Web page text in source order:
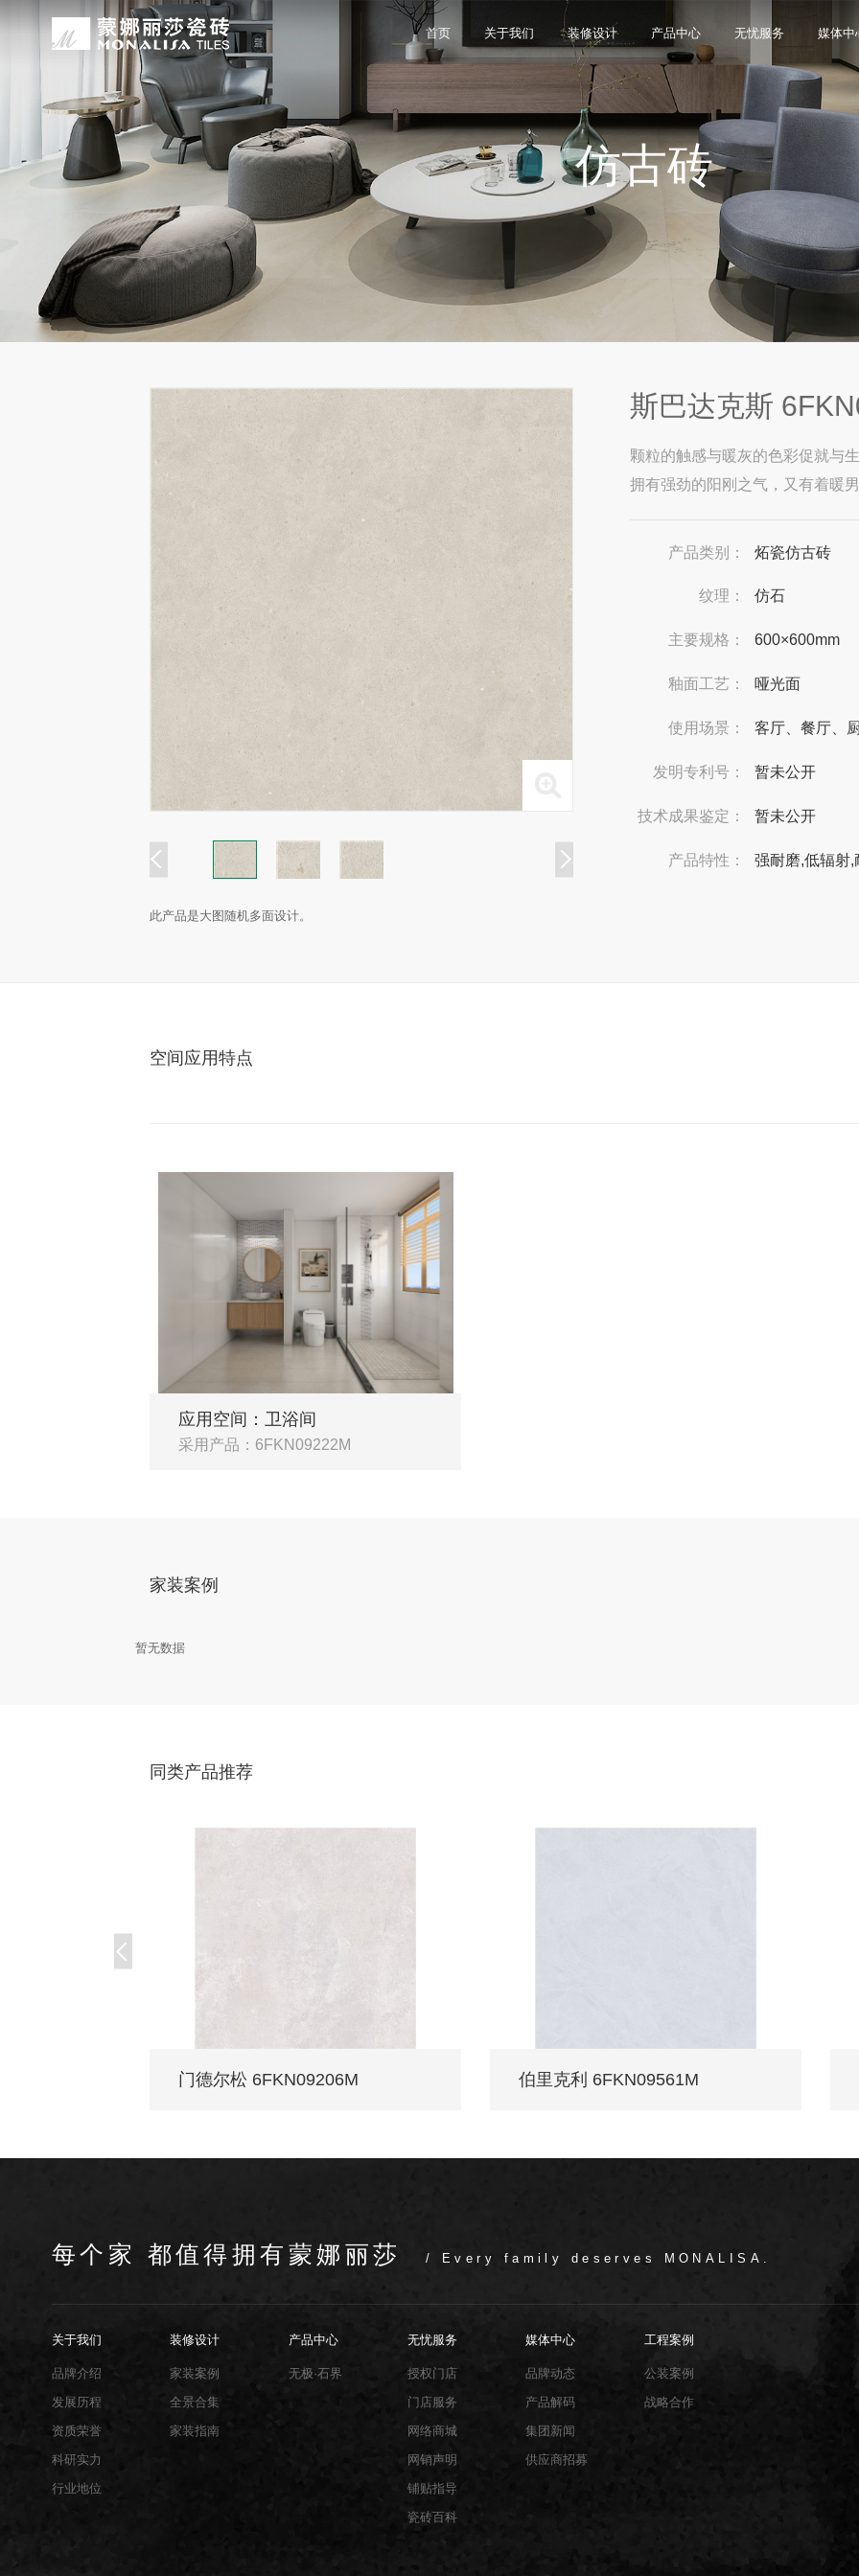
首页 关于我们
品牌介绍
发展历程
资质荣誉
行业地位
关于我们
蒙娜丽莎瓷砖品牌隶属蒙娜丽莎集团有限公司，品牌商标注册于2000年，专注于美化建筑和
生活空间，产品涵盖陶瓷砖和陶瓷薄板、大板、岩板等品类，秉承“每个家 都值得拥有蒙娜丽
莎”的品牌发展理念，将蒙娜丽莎的微笑作为营销服务的核心精神，使顾客在感受艺术化产品
的同时，享受高品质的服务所带来的精神回报，满足人们多样的生活方式需求。
装修设计
家装案例
全景合集
家装指南
装修设计
蒙娜丽莎陶瓷砖、陶瓷大板、岩板多种品类，构建起瓷砖产品全屋定制应用体系，通过上万
套家装案例的应用展示，为大家提供参考和选择。
产品中心
无极·石界 产品中心
蒙娜丽莎「無極·石界」系列遵循“无界与本真”的设计主旨，甄选全球珍稀的天然原石作为设
计蓝本，融合当代的材料应用美学，以多纹理设计、多质感工艺、多规格的动态组合打破常
规、重构空间法则，实现情绪空间的无限表达，为人们提供源源不断的美学灵感，创造无界
无极的生活空间。
无忧服务
授权门店
门店服务
网络商城
铺贴指导
瓷砖百科
无忧服务
蒙娜丽莎在全国拥有超过4000家专卖店和营销网点，打通了线上线下的营销服务渠道，为消
费者带来更多的消费与体验场景。与此同时，蒙娜丽莎对服务体系进行全新升级，推出“微笑
服务”体系以及“密缝铺贴”系统，全面打通陶瓷大板岩板销售的“最后一公里”，解决消费者家装
烦恼，实现无忧省心焕新家。
媒体中
品牌动态
产品解码
集团新闻
媒体中心
蒙娜丽莎的微笑作为营销服务的核心精神，使顾客在感受艺术化产品的同时，享受高品质的
服务所带来的精神回报，满足人们多样的生活方式需求。
公装案例
战略合作
工程案例
以完善的房地产战略合作管理体系，为超百家房地产企业和千万业主提供优质的产品与服
务，为陶瓷行业和房地产企业的战略合作业务树立典范。
仿古砖
此产品是大图随机多面设计。
斯巴达克斯
颗粒的触感与暖灰的色彩促就与
拥有强劲的阳刚之气，又有着暖男
产品类别： 炻瓷仿古砖
纹理： 仿石
主要规格： 600×600mm
釉面工艺： 哑光面
使用场景： 客厅、餐厅、
发明专利号： 暂未公开
技术成果鉴定： 暂未公开
产品特性： 强耐磨,低辐射,
空间应用特点
应用空间：卫浴间
采用产品：6FKN09222M
家装案例
暂无数据
同类产品推荐
门德尔松 6FKN09206M 伯里克利 6FKN09561M
每个家 都值得拥有蒙娜丽莎 / Every family deserves MONALISA.
关于我们
品牌介绍
发展历程
资质荣誉
科研实力
行业地位
装修设计
家装案例
全景合集
家装指南
产品中心
无极·石界
无忧服务
授权门店
门店服务
网络商城
网销声明
铺贴指导
瓷砖百科
媒体中心
品牌动态
产品解码
集团新闻
供应商招募
工程案例
公装案例
战略合作